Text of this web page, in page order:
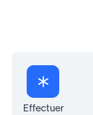
Effectuer